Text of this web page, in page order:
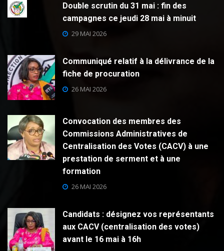
Double scrutin du 31 mai : fin des
campagnes ce jeudi 28 mai à minuit
29 MAI 2026
Communiqué relatif à la délivrance de la
fiche de procuration
26 MAI 2026
Convocation des membres des
Commissions Administratives de
Centralisation des Votes (CACV) à une
prestation de serment et à une
formation
26 MAI 2026
Candidats : désignez vos représentants
aux CACV (centralisation des votes)
avant le 16 mai à 16h